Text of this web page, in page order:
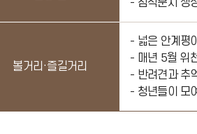
- 침식분지 생
볼거리·즐길거리
- 넓은 안계평
- 매년 5월 위
- 반려견과 추
- 청년들이 모